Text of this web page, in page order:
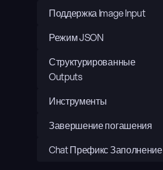
Поддержка Image Input
Режим JSON
Структурированные
Outputs
Инструменты
Завершение погашения
Chat Префикс Заполнение